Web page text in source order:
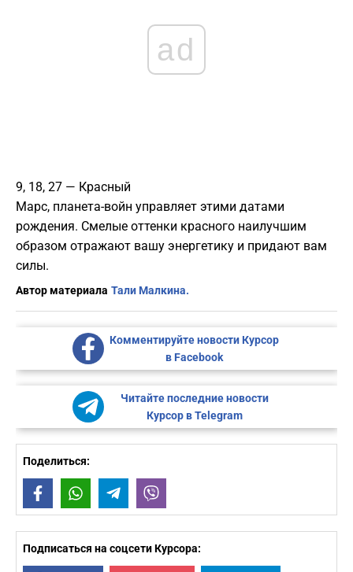
ad
9, 18, 27 — Красный
Марс, планета-войн управляет этими датами
рождения. Смелые оттенки красного наилучшим
образом отражают вашу энергетику и придают вам
силы.
Автор материала Тали Малкина.
Комментируйте новости Курсор
в Facebook
Читайте последние новости
Курсор в Telegram
Поделиться:
FacebookWhatsAppTelegram
Подписаться на соцсети Курсора: